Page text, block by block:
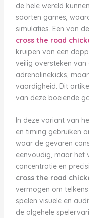
de hele wereld
soorten games,
simulaties. Een van
cross the road
kruipen van een
veilig oversteken van
adrenalinekicks,
vaardigheid. Dit
van deze boeiende
In deze variant van
en timing gebruiken
waar de gevaren
eenvoudig, maar het
concentratie en
cross the road
vermogen om
spelen visuele en
de algehele